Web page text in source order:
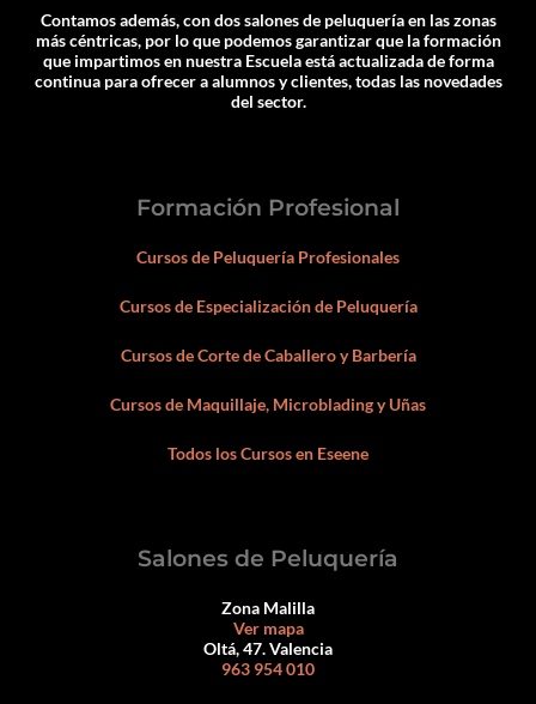
Contamos además, con dos salones de peluquería en las zonas
más céntricas, por lo que podemos garantizar que la formación
que impartimos en nuestra Escuela está actualizada de forma
continua para ofrecer a alumnos y clientes, todas las novedades
del sector.
Formación Profesional
Cursos de Peluquería Profesionales
Cursos de Especialización de Peluquería
Cursos de Corte de Caballero y Barbería
Cursos de Maquillaje, Microblading y Uñas
Todos los Cursos en Eseene
Salones de Peluquería
Zona Malilla
Ver mapa
Oltá, 47. Valencia
963 954 010